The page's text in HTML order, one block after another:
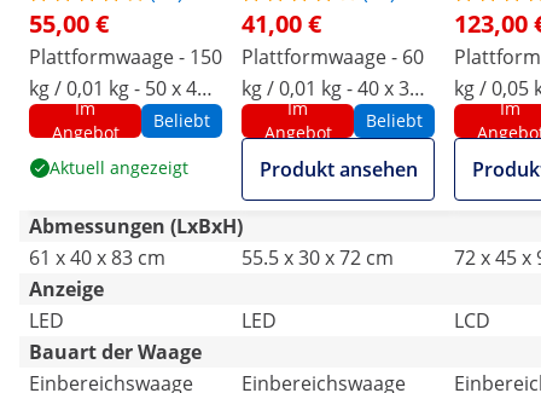
55,00 €
Plattformwaage - 150
kg / 0,01 kg - 50 x 40
cm - LED
Im
Angebot
Beliebt
Aktuell angezeigt
41,00 €
Plattformwaage - 60
kg / 0,01 kg - 40 x 30
cm - LED
Im
Angebot
Beliebt
Produkt ansehen
123,00
kg / 0,05
cm - LCD
Im
Abmessungen (LxBxH)
61 x 40 x 83 cm
55.5 x 30 x 72 cm
72 x 45 x
Anzeige
LED
LED
LCD
Bauart der Waage
Einbereichswaage
Einbereichswaage